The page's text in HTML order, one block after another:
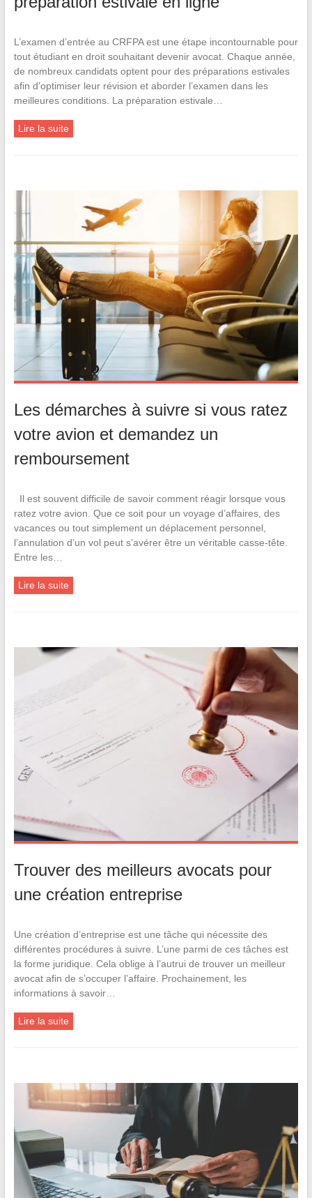
L’examen d’entrée au CRFPA est une étape incontournable pour
tout étudiant en droit souhaitant devenir avocat. Chaque année,
de nombreux candidats optent pour des préparations estivales
afin d’optimiser leur révision et aborder l’examen dans les
meilleures conditions. La préparation estivale…
Lire la suite
Les démarches à suivre si vous ratez
votre avion et demandez un
remboursement
Il est souvent difficile de savoir comment réagir lorsque vous
ratez votre avion. Que ce soit pour un voyage d’affaires, des
vacances ou tout simplement un déplacement personnel,
l’annulation d’un vol peut s’avérer être un véritable casse-tête.
Entre les…
Lire la suite
Trouver des meilleurs avocats pour
une création entreprise
Une création d’entreprise est une tâche qui nécessite des
différentes procédures à suivre. L’une parmi de ces tâches est
la forme juridique. Cela oblige à l’autrui de trouver un meilleur
avocat afin de s’occuper l’affaire. Prochainement, les
informations à savoir…
Lire la suite